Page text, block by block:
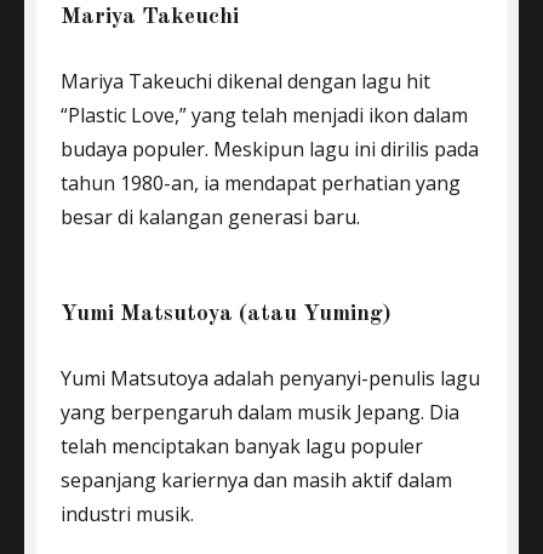
Mariya Takeuchi
Mariya Takeuchi dikenal dengan lagu hit
“Plastic Love,” yang telah menjadi ikon dalam
budaya populer. Meskipun lagu ini dirilis pada
tahun 1980-an, ia mendapat perhatian yang
besar di kalangan generasi baru.
Yumi Matsutoya (atau Yuming)
Yumi Matsutoya adalah penyanyi-penulis lagu
yang berpengaruh dalam musik Jepang. Dia
telah menciptakan banyak lagu populer
sepanjang kariernya dan masih aktif dalam
industri musik.